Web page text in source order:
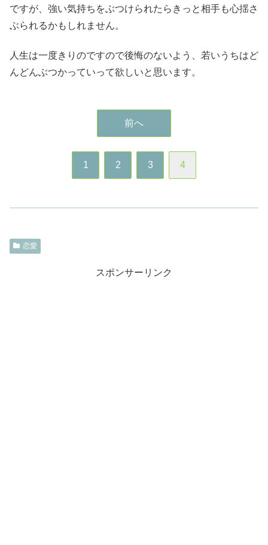
ですが、強い気持ちをぶつけられたらきっと相手も心揺さ
ぶられるかもしれません。
人生は一度きりのですので後悔のないよう、若いうちはど
んどんぶつかっていって欲しいと思います。
前へ
1 2 3 4
恋愛
スポンサーリンク